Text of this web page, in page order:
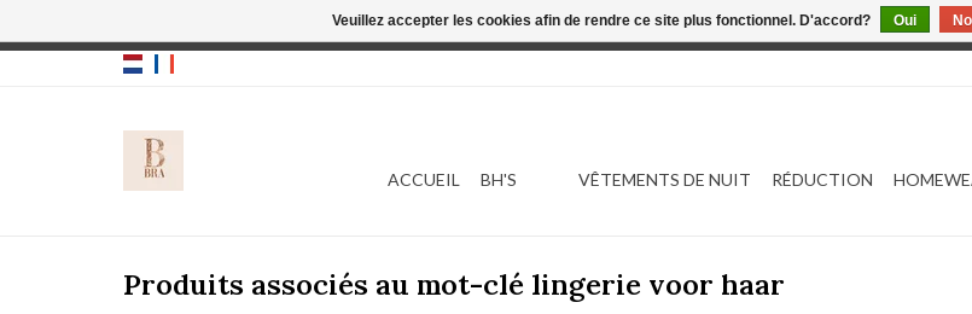
ACCUEIL BH'S VÊTEMENTS DE NUIT RÉDUCTION
Produits associés au mot-clé lingerie voor haar
Veuillez accepter les cookies afin de rendre ce site plus fonctionnel. D'accord? Oui
Cette boutique est en construction. Toute commande passée ne